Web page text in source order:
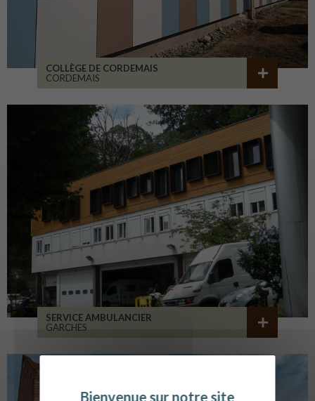
COLLÈGE DE CORDEMAIS
CORDEMAIS
SERVICE AMBULANCIER
GARCHES